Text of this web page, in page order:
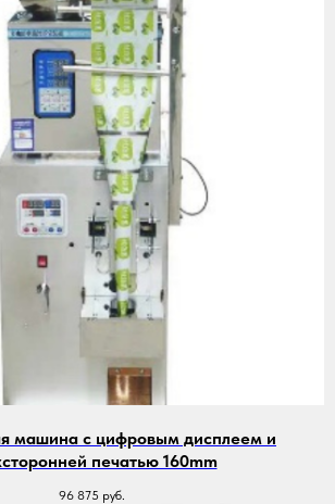
машина с цифровым дисплеем и
печатью 160mm
96 875 руб.